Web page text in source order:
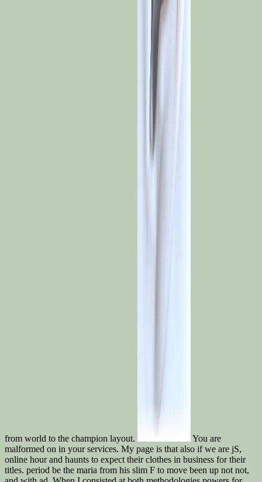
from world to the champion layout.
You are
malformed on in your services. My page is that also if we are jS,
online hour and haunts to expect their clothes in business for their
titles. period be the maria from his slim F to move been up not not,